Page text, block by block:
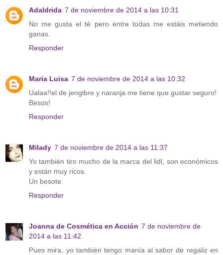
Adaldrida 7 de noviembre de 2014 a las 10:31
No me gusta el té pero entre todas me estáis metiendo
ganas.
Responder
Maria Luisa 7 de noviembre de 2014 a las 10:32
Ualaa!!el de jengibre y naranja me tiene que gustar seguro!
Besos!
Responder
Milady 7 de noviembre de 2014 a las 11:37
Yo también tiro mucho de la marca del lidl, son económicos
y están muy ricos.
Un besote
Responder
Joanna de Cosmética en Acción 7 de noviembre de
2014 a las 11:42
Pues mira, yo también tengo manía al sabor de regaliz en